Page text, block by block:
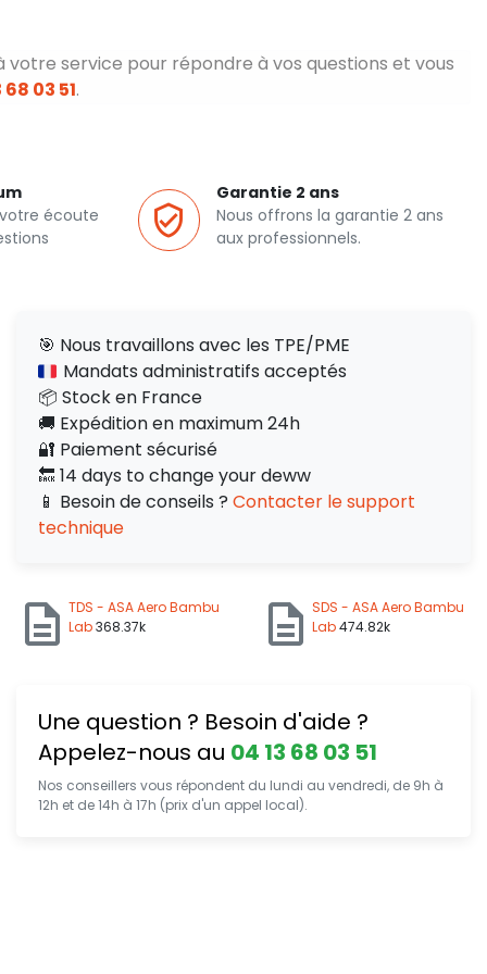
votre service pour répondre à vos questions et vous
68 03 51.
écoute
Garantie 2 ans
Nous offrons la garantie 2 ans
aux professionnels.
🎯 Nous travaillons avec les TPE/PME
Mandats administratifs acceptés
📦 Stock en France
🚚 Expédition en maximum 24h
🔐 Paiement sécurisé
🔙 14 days to change your deww
📱 Besoin de conseils ? Contacter le support
technique
TDS - ASA Aero Bambu
Lab368.37k
SDS - ASA Aero Bambu
Lab474.82k
Une question ? Besoin d'aide ?
Appelez-nous au 04 13 68 03 51
Nos conseillers vous répondent du lundi au vendredi, de 9h à
12h et de 14h à 17h (prix d'un appel local).